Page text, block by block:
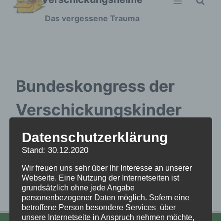
Zum
Das vergessene Trauma
Bundeskongress der
Verschickungskinder
2025 – Kurzvorstellung
Studie Löffelbein
Bundeskongress der Verschickungskinder 2025
- Kurzvorstellung Studie Löffelbein
Datenschutzerklärung
Stand: 30.12.2020
Wir freuen uns sehr über Ihr Interesse an unserer
Webseite. Eine Nutzung der Internetseiten ist
grundsätzlich ohne jede Angabe
personenbezogener Daten möglich. Sofern eine
betroffene Person besondere Services über
unsere Internetseite in Anspruch nehmen möchte,